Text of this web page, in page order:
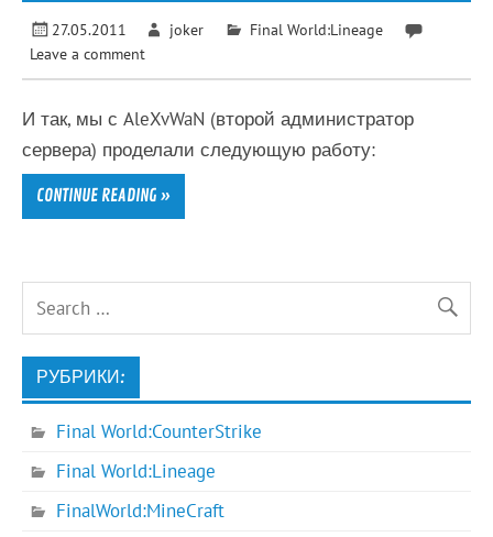
27.05.2011 joker
Final World:Lineage
Leave a comment
И так, мы с AleXvWaN (второй администратор
сервера) проделали следующую работу:
CONTINUE READING »
РУБРИКИ:
Final World:CounterStrike
Final World:Lineage
FinalWorld:MineCraft